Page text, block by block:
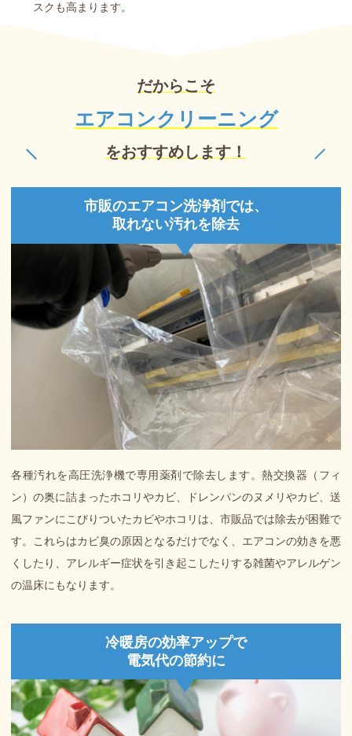
スクも高まります。
だからこそ
エアコンクリーニング
をおすすめします！
市販のエアコン洗浄剤では、
取れない汚れを除去
各種汚れを高圧洗浄機で専用薬剤で除去します。熱交換器（フィ
ン）の奥に詰まったホコリやカビ、ドレンパンのヌメリやカビ、送
風ファンにこびりついたカビやホコリは、市販品では除去が困難で
す。これらはカビ臭の原因となるだけでなく、エアコンの効きを悪
くしたり、アレルギー症状を引き起こしたりする雑菌やアレルゲン
の温床にもなります。
冷暖房の効率アップで
電気代の節約に